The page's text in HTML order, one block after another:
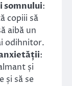
:
copiii să
aibă un
odihnitor.
:
și
și să se